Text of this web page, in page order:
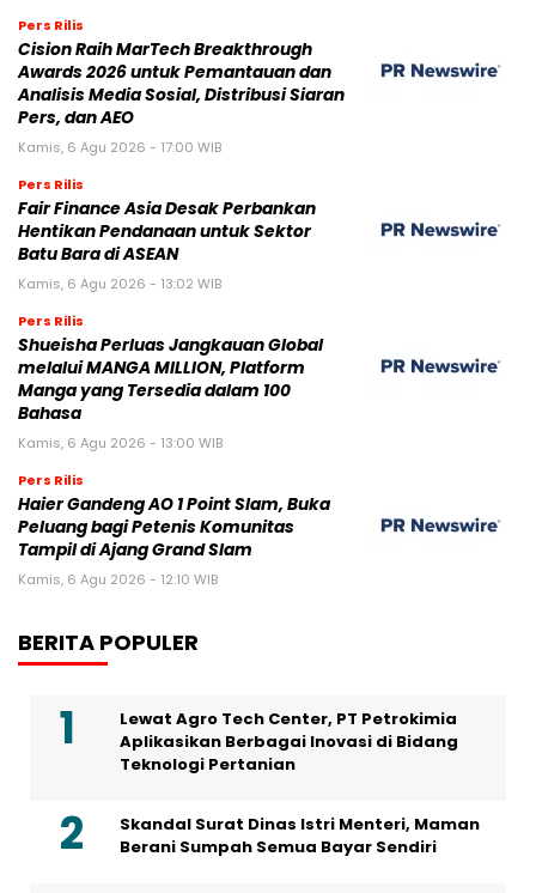
Pers Rilis
Cision Raih MarTech Breakthrough
Awards 2026 untuk Pemantauan dan
Analisis Media Sosial, Distribusi Siaran
Pers, dan AEO
Kamis, 6 Agu 2026 - 17:00 WIB
Pers Rilis
Fair Finance Asia Desak Perbankan
Hentikan Pendanaan untuk Sektor
Batu Bara di ASEAN
Kamis, 6 Agu 2026 - 13:02 WIB
Pers Rilis
Shueisha Perluas Jangkauan Global
melalui MANGA MILLION, Platform
Manga yang Tersedia dalam 100
Bahasa
Kamis, 6 Agu 2026 - 13:00 WIB
Pers Rilis
Haier Gandeng AO 1 Point Slam, Buka
Peluang bagi Petenis Komunitas
Tampil di Ajang Grand Slam
Kamis, 6 Agu 2026 - 12:10 WIB
BERITA POPULER
Lewat Agro Tech Center, PT Petrokimia
Aplikasikan Berbagai Inovasi di Bidang
Teknologi Pertanian
Skandal Surat Dinas Istri Menteri, Maman
Berani Sumpah Semua Bayar Sendiri